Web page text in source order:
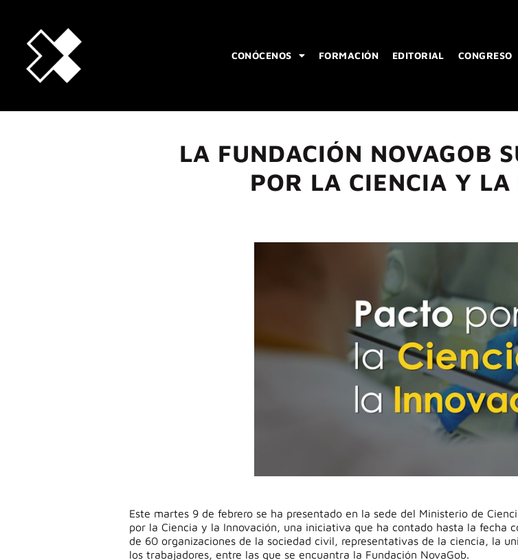
CONÓCENOS FORMACIÓN EDITORIAL CONGRESO
LA FUNDACIÓN NOVAGOB
POR LA CIENCIA Y LA
Este martes 9 de febrero se ha presentado en la sede del Ministerio de
por la Ciencia y la Innovación, una iniciativa que ha contado hasta la fecha
de 60 organizaciones de la sociedad civil, representativas de la ciencia, la
los trabajadores, entre las que se encuantra la Fundación NovaGob.